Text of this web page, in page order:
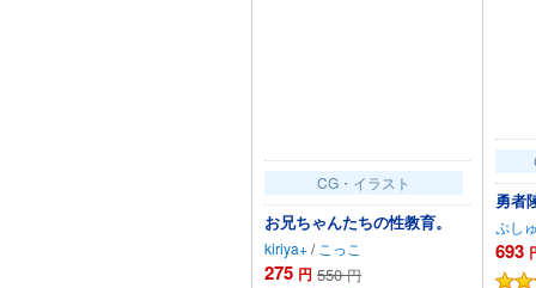
CG・イラスト
お兄ちゃんたちの性教育。
kiriya+/ こっこ
275 円 550 円
勇者
ぷし
693